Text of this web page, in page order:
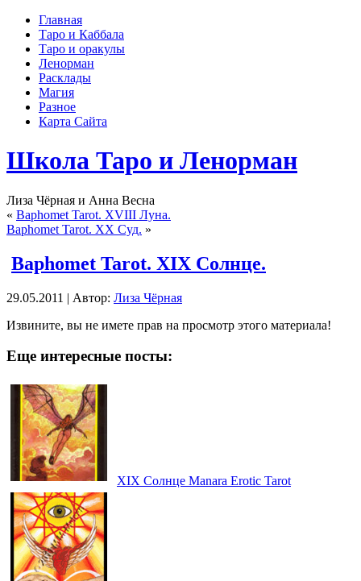
Главная
Таро и Каббала
Таро и оракулы
Ленорман
Расклады
Магия
Разное
Карта Сайта
Школа Таро и Ленорман
Лиза Чёрная и Анна Весна
« Baphomet Tarot. XVIII Луна.
Baphomet Tarot. ХХ Суд. »
Baphomet Tarot. XIX Солнце.
29.05.2011 | Автор: Лиза Чёрная
Извините, вы не имете прав на просмотр этого материала!
Еще интересные посты:
XIX Солнце Manara Erotic Tarot